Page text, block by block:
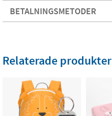
BETALNINGSMETODER
Relaterade produkter